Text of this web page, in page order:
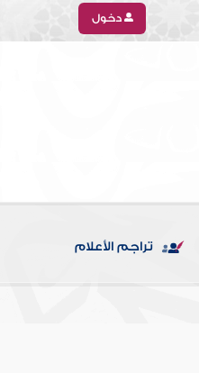
دخول
تراجم الأعلام